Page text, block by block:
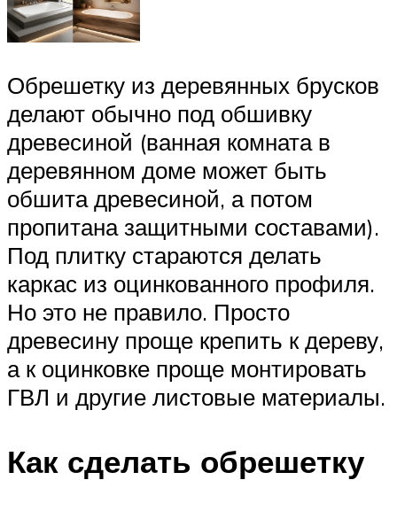
Обрешетку из деревянных брусков
делают обычно под обшивку
древесиной (ванная комната в
деревянном доме может быть
обшита древесиной, а потом
пропитана защитными составами).
Под плитку стараются делать
каркас из оцинкованного профиля.
Но это не правило. Просто
древесину проще крепить к дереву,
а к оцинковке проще монтировать
ГВЛ и другие листовые материалы.
Как сделать обрешетку